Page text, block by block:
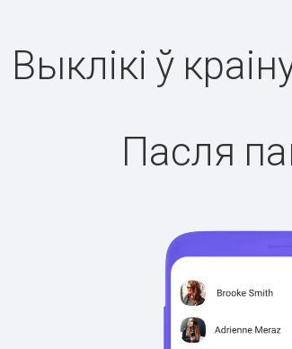
Выклікі ў
Пасля